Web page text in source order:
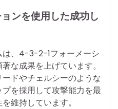
ンを使用した成功し
は、4-3-2-1フォーメーシ
な成果を上げています。
ドやチェルシーのような
を採用して攻撃能力を最
維持しています。